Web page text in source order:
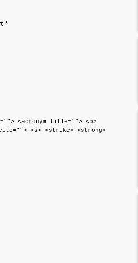
*
<acronym title=""> <b>
<s> <strike> <strong>